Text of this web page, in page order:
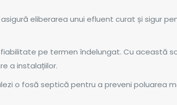
eliberarea unui efluent curat și sigur
pe termen îndelungat. Cu această
a instalațiilor.
o fosă septică pentru a preveni poluarea